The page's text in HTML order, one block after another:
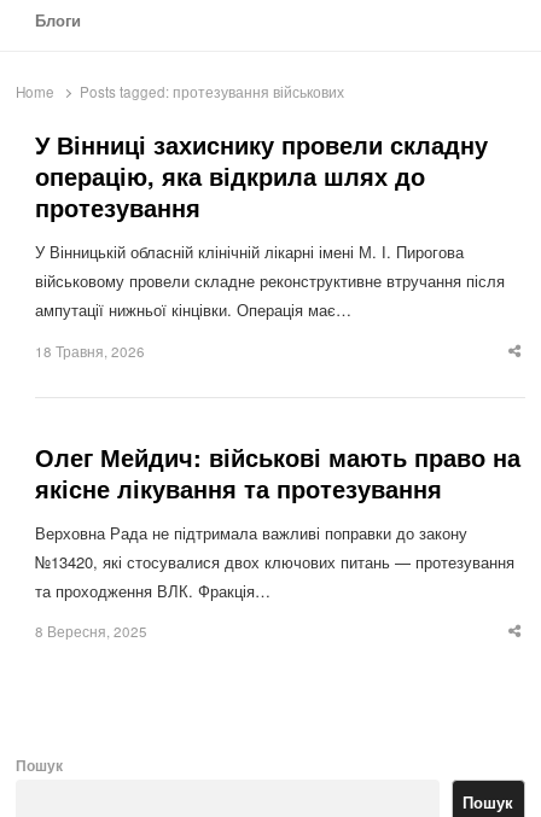
Блоги
Home Posts tagged: протезування військових
У Вінниці захиснику провели складну
операцію, яка відкрила шлях до
протезування
У Вінницькій обласній клінічній лікарні імені М. І. Пирогова
військовому провели складне реконструктивне втручання після
ампутації нижньої кінцівки. Операція має…
18 Травня, 2026
Олег Мейдич: військові мають право на
якісне лікування та протезування
Верховна Рада не підтримала важливі поправки до закону
№13420, які стосувалися двох ключових питань — протезування
та проходження ВЛК. Фракція…
8 Вересня, 2025
Пошук
Пошук